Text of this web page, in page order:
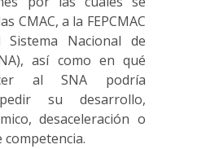
CMAC, a la FEPCMAC
Sistema Nacional de
así como en qué
al SNA podría
su desarrollo,
desaceleración o
competencia.